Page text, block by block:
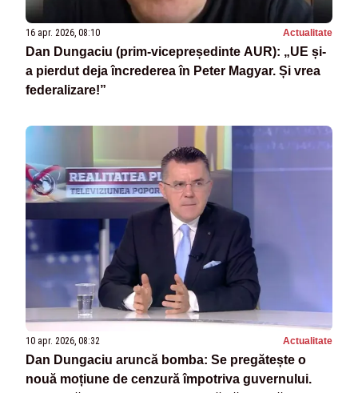
16 apr. 2026, 08:10 Actualitate
Dan Dungaciu (prim-vicepreședinte AUR): „UE și-
a pierdut deja încrederea în Peter Magyar. Și vrea
federalizare!”
10 apr. 2026, 08:32 Actualitate
Dan Dungaciu aruncă bomba: Se pregătește o
nouă moțiune de cenzură împotriva guvernului.